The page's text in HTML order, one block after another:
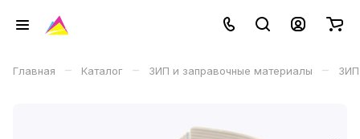
Главная – Каталог – ЗИП и заправочные материалы – ЗИП